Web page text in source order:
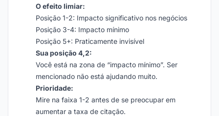
O efeito limiar:
Posição 1-2: Impacto significativo nos negócios
Posição 3-4: Impacto mínimo
Posição 5+: Praticamente invisível
Sua posição 4,2:
Você está na zona de “impacto mínimo”. Ser
mencionado não está ajudando muito.
Prioridade:
Mire na faixa 1-2 antes de se preocupar em
aumentar a taxa de citação.